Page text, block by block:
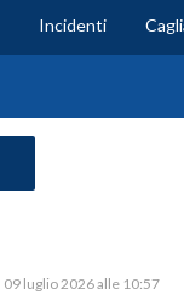
Incidenti
09 luglio 2026 alle 10:57